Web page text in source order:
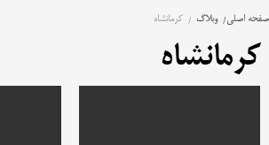
صفحه اصلی وبلاگ کرمانشاه
کرمانشاه